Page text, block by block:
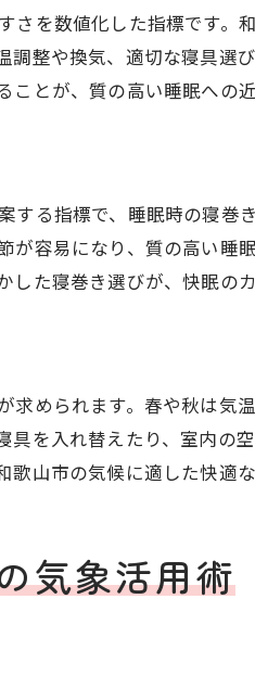
眠指数に基づく室温調整のポ
装指数を参考にした快適な寝
歌山市の気象情報を日常に活
節の服装指数と睡眠の最適な
歌山市の気温・湿度と寝具
適な睡眠を叶える寝具のチ
気温の変化に強い睡眠対策の
度管理が和歌山市の睡眠に
温変動と睡眠リズムの調整方
歌山市の寝室で実践する湿度
眠指数をもとにした寝具と服
を数値化した指標です
整や換気、適切な寝具選
とが、質の高い睡眠への近
る指標で、睡眠時の寝巻
容易になり、質の高い睡
た寝巻き選びが、快眠のカ
められます。春や秋は気
を入れ替えたり、室内の
山市の気候に適した快適な
気象活用術